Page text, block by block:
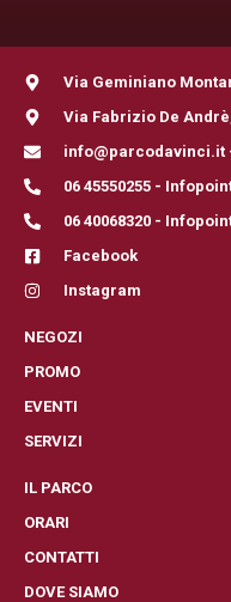
Via Geminiano
Via Fabrizio De
info@parcodavinci.it
06 45550255 -
06 40068320 -
Facebook
Instagram
NEGOZI
PROMO
EVENTI
SERVIZI
IL PARCO
ORARI
CONTATTI
DOVE SIAMO